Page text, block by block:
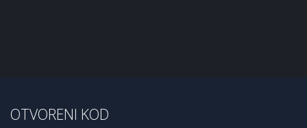
OTVORENI KOD